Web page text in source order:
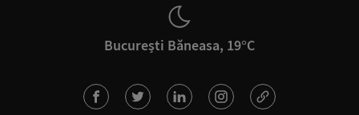
București Băneasa, 19°C